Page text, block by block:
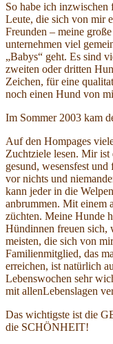
So habe ich
Leute, die sich von mir
Freunden – meine
unternehmen viel
„Babys“ geht. Es sind
zweiten oder dritten
Zeichen, für eine
noch einen Hund von
Im Sommer 2003 kam
Auf den Hompages
Zuchtziele lesen. Mir
gesund, wesensfest
vor nichts und
kann jeder in die
anbrummen. Mit einem
züchten. Meine Hunde
Hündinnen freuen sich,
meisten, die sich von
Familienmitglied, das
erreichen, ist natürlich
Lebenswochen sehr
mit allenLebenslagen
Das wichtigste ist die
die SCHÖNHEIT!